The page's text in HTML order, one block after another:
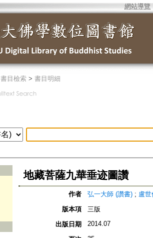
網站導覽
書目檢索 > 書目明細
地藏菩薩九華垂迹圖讚
作者 弘一大師 (讚書) ; 盧
版本項
三版
出版日期
2014.07